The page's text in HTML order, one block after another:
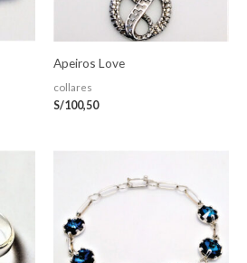
Apeiros Love
collares
S/100,50